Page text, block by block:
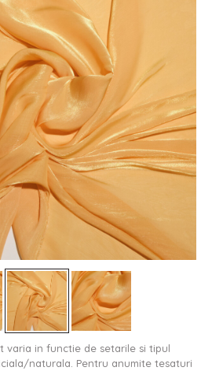
varia in functie de setarile si tipul
naturala. Pentru anumite tesaturi